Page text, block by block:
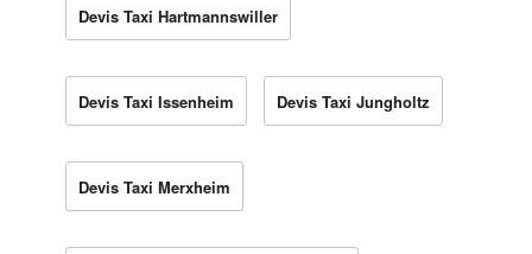
Devis Taxi Hartmannswiller
Devis Taxi Issenheim Devis Taxi Jungholtz
Devis Taxi Merxheim